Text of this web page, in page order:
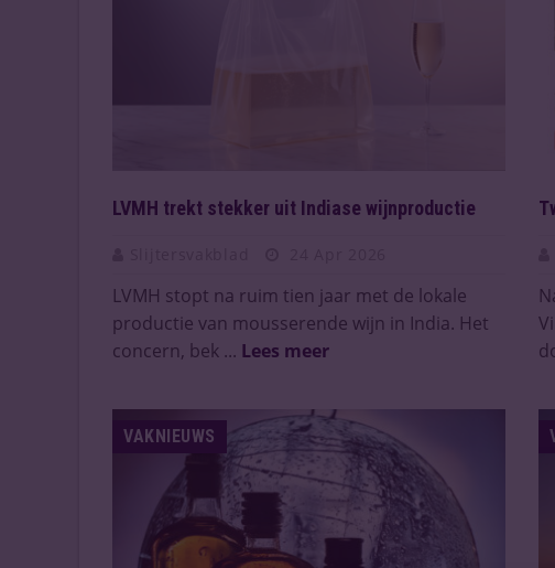
LVMH trekt stekker uit Indiase wijnproductie
LVMH stopt na ruim tien jaar met de lokale
productie van mousserende wijn in India. Het
concern, bek ... Lees meer
VAKNIEUWS